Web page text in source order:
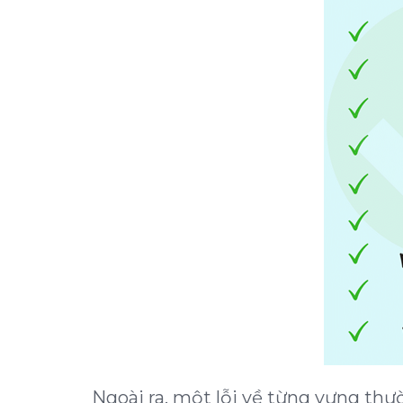
Ngoài ra, một lỗi về từng vựng